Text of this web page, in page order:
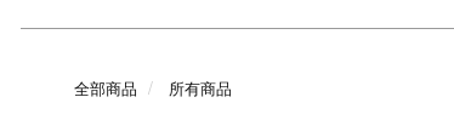
全部商品 所有商品